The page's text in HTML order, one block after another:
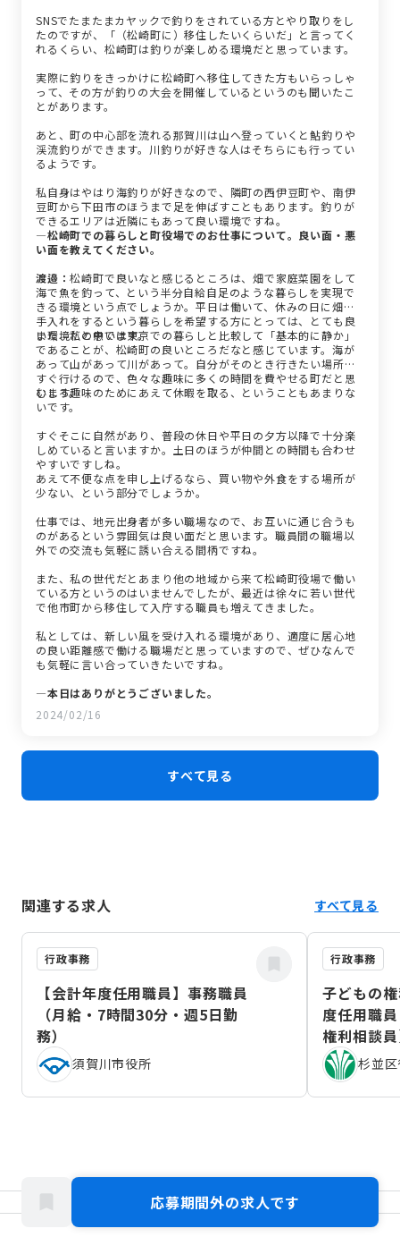
SNSでたまたまカヤックで釣りをされている方とやり取りをし
たのですが、「（松崎町に）移住したいくらいだ」と言ってく
れるくらい、松崎町は釣りが楽しめる環境だと思っています。
実際に釣りをきっかけに松崎町へ移住してきた方もいらっしゃ
って、その方が釣りの大会を開催しているというのも聞いたこ
とがあります。
あと、町の中心部を流れる那賀川は山へ登っていくと鮎釣りや
渓流釣りができます。川釣りが好きな人はそちらにも行ってい
るようです。
私自身はやはり海釣りが好きなので、隣町の西伊豆町や、南伊
豆町から下田市のほうまで足を伸ばすこともあります。釣りが
できるエリアは近隣にもあって良い環境ですね。
―松崎町での暮らしと町役場でのお仕事について。良い面・悪
い面を教えてください。
渡邉：松崎町で良いなと感じるところは、畑で家庭菜園をして
海で魚を釣って、という半分自給自足のような暮らしを実現で
きる環境という点でしょうか。平日は働いて、休みの日に畑の
手入れをするという暮らしを希望する方にとっては、とても良
い環境だと思います。
また、私の中では東京での暮らしと比較して「基本的に静か」
であることが、松崎町の良いところだなと感じています。海が
あって山があって川があって。自分がそのとき行きたい場所に
すぐ行けるので、色々な趣味に多くの時間を費やせる町だと思
います。
むしろ趣味のためにあえて休暇を取る、ということもあまりな
いです。
すぐそこに自然があり、普段の休日や平日の夕方以降で十分楽
しめていると言いますか。土日のほうが仲間との時間も合わせ
やすいですしね。
あえて不便な点を申し上げるなら、買い物や外食をする場所が
少ない、という部分でしょうか。
仕事では、地元出身者が多い職場なので、お互いに通じ合うも
のがあるという雰囲気は良い面だと思います。職員間の職場以
外での交流も気軽に誘い合える間柄ですね。
また、私の世代だとあまり他の地域から来て松崎町役場で働い
ている方というのはいませんでしたが、最近は徐々に若い世代
で他市町から移住して入庁する職員も増えてきました。
私としては、新しい風を受け入れる環境があり、適度に居心地
の良い距離感で働ける職場だと思っていますので、ぜひなんで
も気軽に言い合っていきたいですね。
―本日はありがとうございました。
2024/02/16
すべて見る
関連する求人 すべて見る
行政事務
【会計年度任用職員】事務職員
（月給・7時間30分・週5日勤
務）
須賀川市役所
行政事務
子どもの
度任用職
権利相談
（2026年
杉並
応募期間外の求人です